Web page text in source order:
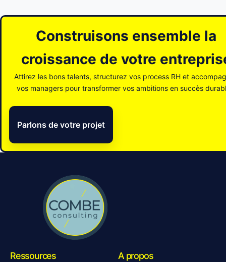
Construisons ensemble la
croissance de votre
Attirez les bons talents, structurez vos process RH et
vos managers pour transformer vos ambitions en succès
Parlons de votre projet
Ressources A propos